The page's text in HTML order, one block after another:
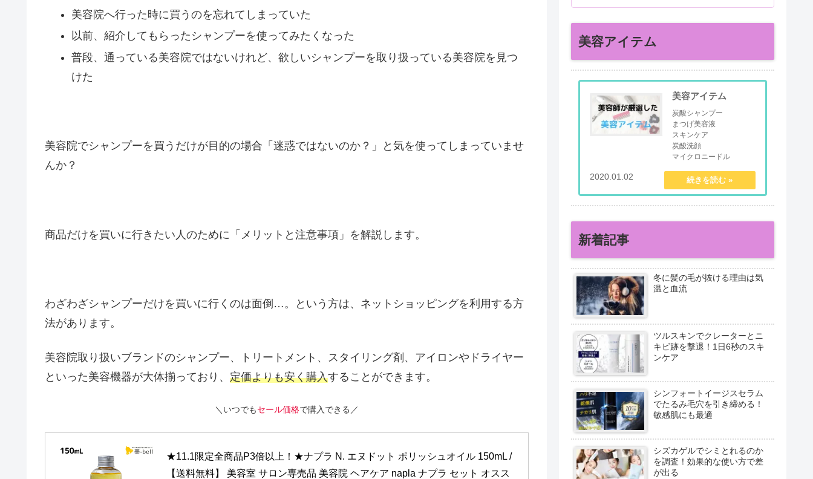
美容院へ行った時に買うのを忘れてしまっていた
以前、紹介してもらったシャンプーを使ってみたくなった
普段、通っている美容院ではないけれど、欲しいシャンプーを取り扱っている美容院を見つ
けた
美容院でシャンプーを買うだけが目的の場合「迷惑ではないのか？」と気を使ってしまっていませ
んか？
商品だけを買いに行きたい人のために「メリットと注意事項」を解説します。
わざわざシャンプーだけを買いに行くのは面倒…。という方は、ネットショッピングを利用する方
法があります。
美容院取り扱いブランドのシャンプー、トリートメント、スタイリング剤、アイロンやドライヤー
といった美容機器が大体揃っており、 定価よりも安く購入することができます。
＼いつでもセール価格で購入できる／
★11.1限定全商品P3倍以上！★ナプラ N. エヌドット ポリッシュオイル 150mL /
【送料無料】 美容室 サロン専売品 美容院 ヘアケア napla ナプラ セット オスス
美容アイテム
美容アイテム
炭酸シャンプー
まつげ美容液
スキンケア
炭酸洗顔
マイクロニードル
mentalmindful.com
2020.01.02
新着記事
冬に髪の毛が抜ける理由は気
温と血流
ツルスキンでクレーターとニ
キビ跡を撃退！1日6秒のスキ
ンケア
シンフォートイージスセラム
でたるみ毛穴を引き締める！
敏感肌にも最適
シズカゲルでシミとれるのか
を調査！効果的な使い方で差
が出る